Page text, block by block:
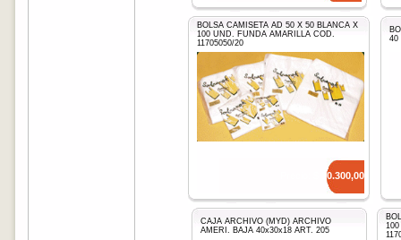
BOLSA CAMISETA AD 50 X 50 BLANCA X
100 UND. FUNDA AMARILLA COD.
11705050/20
10.300,00
40
CAJA ARCHIVO (MYD) ARCHIVO
AMERI. BAJA 40x30x18 ART. 205